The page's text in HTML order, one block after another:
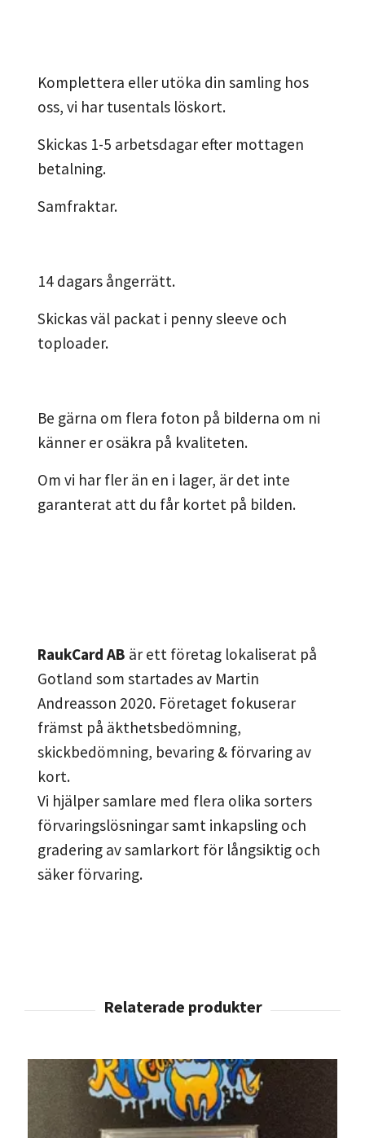
Komplettera eller utöka din samling hos
oss, vi har tusentals löskort.
Skickas 1-5 arbetsdagar efter mottagen
betalning.
Samfraktar.
14 dagars ångerrätt.
Skickas väl packat i penny sleeve och
toploader.
Be gärna om flera foton på bilderna om ni
känner er osäkra på kvaliteten.
Om vi har fler än en i lager, är det inte
garanterat att du får kortet på bilden.
RaukCard AB är ett företag lokaliserat på
Gotland som startades av Martin
Andreasson 2020. Företaget fokuserar
främst på äkthetsbedömning,
skickbedömning, bevaring & förvaring av
kort.
Vi hjälper samlare med flera olika sorters
förvaringslösningar samt inkapsling och
gradering av samlarkort för långsiktig och
säker förvaring.